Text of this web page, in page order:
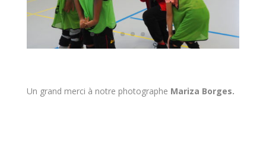
Un grand merci à notre photographe Mariza Borges.